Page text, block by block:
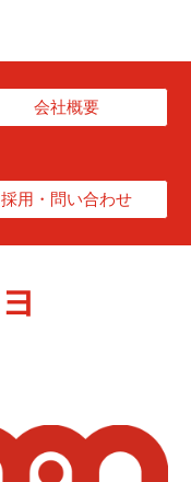
会社概要
採用・問い合わせ